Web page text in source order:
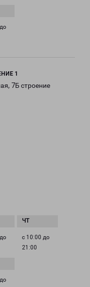
1
7Б строение
с 10:00 до
21:00